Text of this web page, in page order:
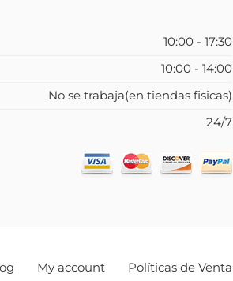
10:00 - 17:30
10:00 - 14:00
No se trabaja(en tiendas fisicas)
24/7
My account Políticas de Venta